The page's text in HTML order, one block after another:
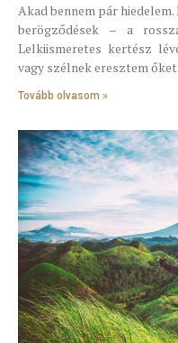
Akad bennem pár
berögződések – a
Lelkiismeretes kertész
vagy szélnek eresztem őket.
Tovább olvasom »